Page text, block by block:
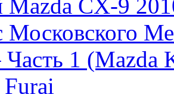
CX-9
Московского
Часть 1 (Mazda